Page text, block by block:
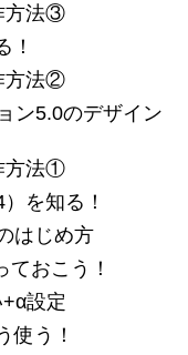
方法③
！
方法②
ン5.0のデザイン
方法①
を知る！
はじめ方
おこう！
設定
使う！